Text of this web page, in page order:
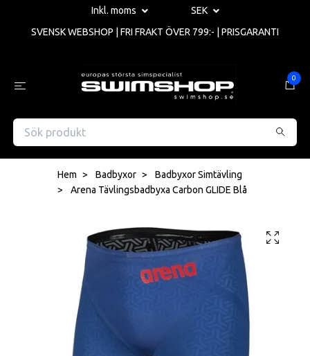
Inkl. moms
SEK
SVENSK WEBSHOP | FRI FRAKT ÖVER 799:- | PRISGARANTI
0
Hem Badbyxor
Badbyxor Simtävling
Arena Tävlingsbadbyxa Carbon GLIDE Blå